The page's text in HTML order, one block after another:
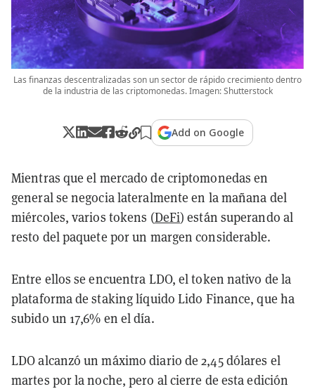
Las finanzas descentralizadas son un sector de rápido crecimiento dentro
de la industria de las criptomonedas. Imagen: Shutterstock
Add on Google
Mientras que el mercado de criptomonedas en
general se negocia lateralmente en la mañana del
miércoles, varios tokens (DeFi) están superando al
resto del paquete por un margen considerable.
Entre ellos se encuentra LDO, el token nativo de la
plataforma de staking líquido Lido Finance, que ha
subido un 17,6% en el día.
LDO alcanzó un máximo diario de 2,45 dólares el
martes por la noche, pero al cierre de esta edición